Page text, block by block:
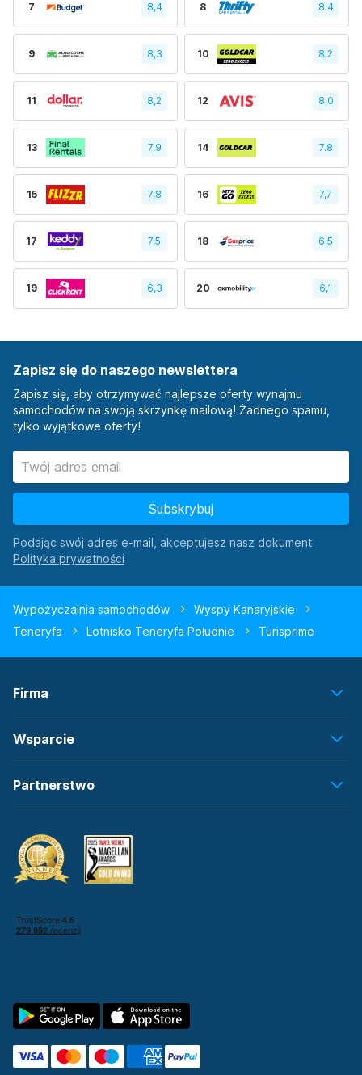
7 8,4 8 8.4
9 8,3 10 8,2
11 8,2 12 8,0
13 7,9 14 7.8
15 7,8 16 7,7
17 7,5 18 6,5
19 6,3 20 6,1
Zapisz się do naszego newslettera
Zapisz się, aby otrzymywać najlepsze oferty wynajmu
samochodów na swoją skrzynkę mailową! Żadnego spamu,
tylko wyjątkowe oferty!
Subskrybuj
Podając swój adres e-mail, akceptujesz nasz dokument
Wypożyczalnia samochodów
Wyspy Kanaryjskie
Teneryfa
Lotnisko Teneryfa Południe Turisprime
Firma
Wsparcie
Partnerstwo